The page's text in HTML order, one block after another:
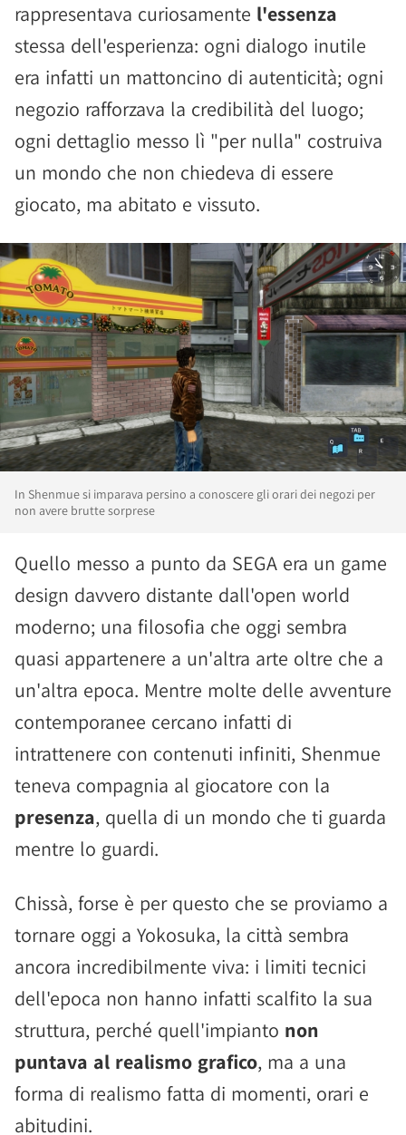
rappresentava curiosamente l'essenza
stessa dell'esperienza: ogni dialogo inutile
era infatti un mattoncino di autenticità; ogni
negozio rafforzava la credibilità del luogo;
ogni dettaglio messo lì "per nulla" costruiva
un mondo che non chiedeva di essere
giocato, ma abitato e vissuto.
In Shenmue si imparava persino a conoscere gli orari dei negozi per
non avere brutte sorprese
Quello messo a punto da SEGA era un game
design davvero distante dall'open world
moderno; una filosofia che oggi sembra
quasi appartenere a un'altra arte oltre che a
un'altra epoca. Mentre molte delle avventure
contemporanee cercano infatti di
intrattenere con contenuti infiniti, Shenmue
teneva compagnia al giocatore con la
presenza, quella di un mondo che ti guarda
mentre lo guardi.
Chissà, forse è per questo che se proviamo a
tornare oggi a Yokosuka, la città sembra
ancora incredibilmente viva: i limiti tecnici
dell'epoca non hanno infatti scalfito la sua
struttura, perché quell'impianto non
puntava al realismo grafico, ma a una
forma di realismo fatta di momenti, orari e
abitudini.